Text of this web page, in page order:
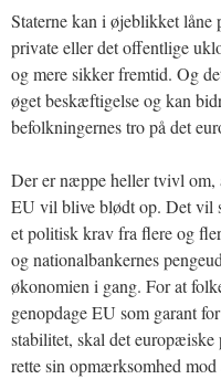
Staterne kan i øjeblikket låne
private eller det offentlige
og mere sikker fremtid. Og
øget beskæftigelse og kan
befolkningernes tro på det
Der er næppe heller tvivl om,
EU vil blive blødt op. Det vil
et politisk krav fra flere og
og nationalbankernes
økonomien i gang. For at
genopdage EU som garant
stabilitet, skal det europæiske
rette sin opmærksomhed